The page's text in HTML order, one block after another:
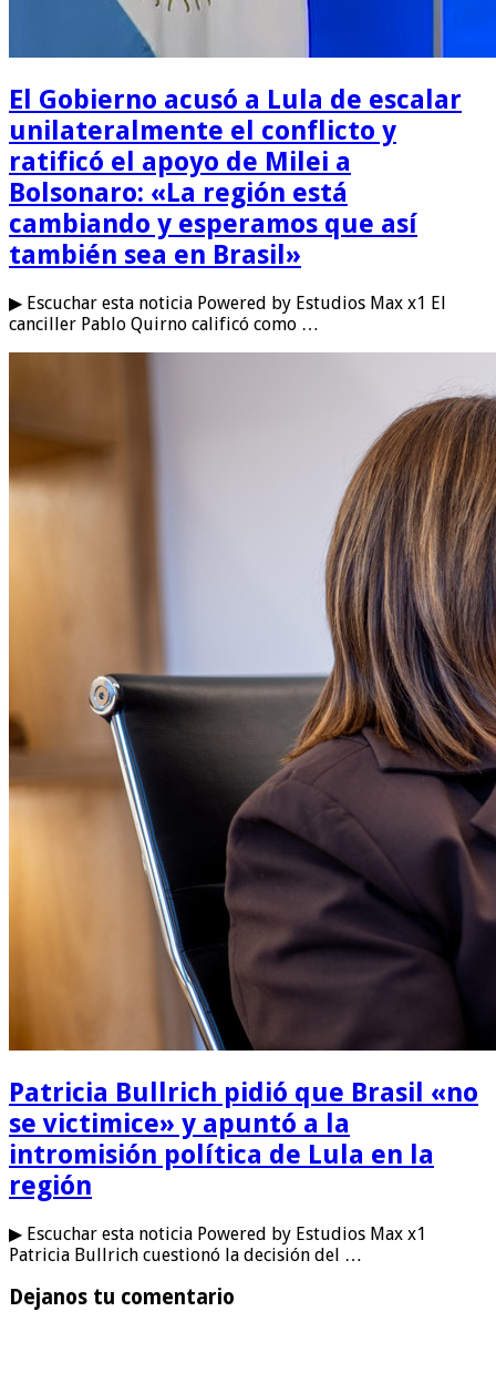
El Gobierno acusó a Lula de escalar
unilateralmente el conflicto y
ratificó el apoyo de Milei a
Bolsonaro: «La región está
cambiando y esperamos que así
también sea en Brasil»
▶ Escuchar esta noticia Powered by Estudios Max x1 El
canciller Pablo Quirno calificó como …
Patricia Bullrich pidió que Brasil «no
se victimice» y apuntó a la
intromisión política de Lula en la
región
▶ Escuchar esta noticia Powered by Estudios Max x1
Patricia Bullrich cuestionó la decisión del …
Dejanos tu comentario